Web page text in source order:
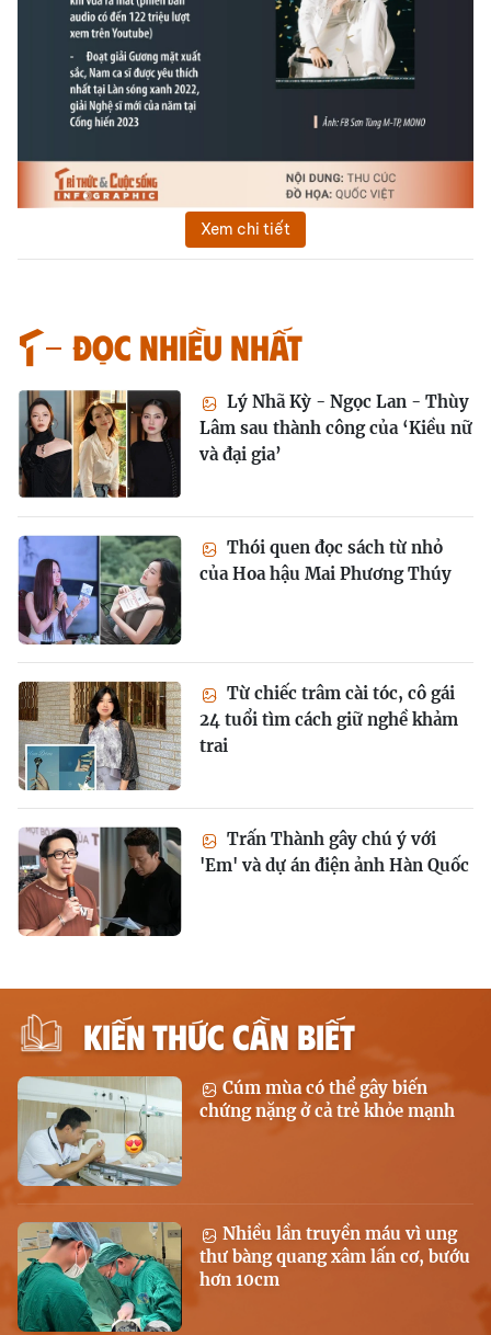
Xem chi tiết
Đọc nhiều nhất
Lý Nhã Kỳ - Ngọc Lan - Thùy
Lâm sau thành công của ‘Kiều nữ
và đại gia’
Thói quen đọc sách từ nhỏ
của Hoa hậu Mai Phương Thúy
Từ chiếc trâm cài tóc, cô gái
24 tuổi tìm cách giữ nghề khảm
trai
Trấn Thành gây chú ý với
'Em' và dự án điện ảnh Hàn Quốc
KIẾN THỨC CẦN BIẾT
Cúm mùa có thể gây biến
chứng nặng ở cả trẻ khỏe mạnh
Nhiều lần truyền máu vì ung
thư bàng quang xâm lấn cơ, bướu
hơn 10cm